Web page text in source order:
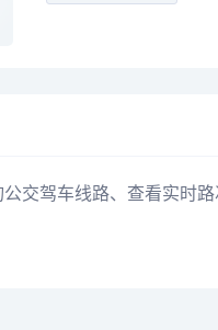
交驾车线路、查看实时